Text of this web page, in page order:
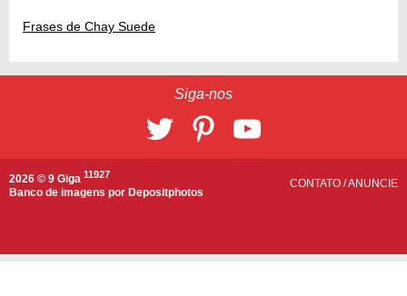
Frases de Chay Suede
Siga-nos
2026 © 9 Giga 11927
Banco de imagens por Depositphotos
CONTATO /ANUNCIE